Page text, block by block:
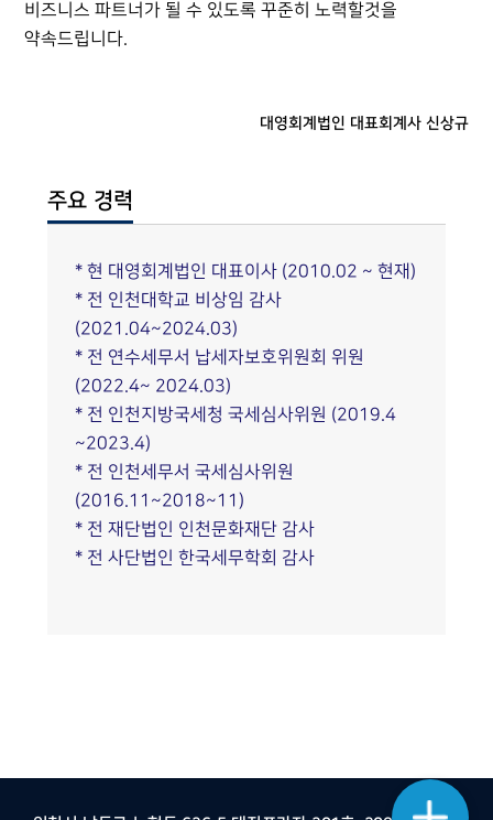
비즈니스 파트너가 될 수 있도록 꾸준히 노력할것을
약속드립니다.
대영회계법인 대표회계사 신상규
주요 경력
* 현 대영회계법인 대표이사 (2010.02 ~ 현재)
* 전 인천대학교 비상임 감사
(2021.04~2024.03)
* 전 연수세무서 납세자보호위원회 위원
(2022.4~ 2024.03)
* 전 인천지방국세청 국세심사위원 (2019.4
~2023.4)
* 전 인천세무서 국세심사위원
(2016.11~2018~11)
* 전 재단법인 인천문화재단 감사
* 전 사단법인 한국세무학회 감사